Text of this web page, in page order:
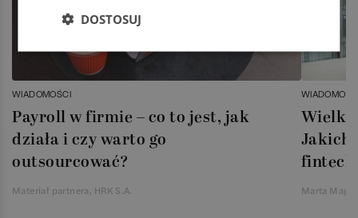
WIADOMOŚCI
Payroll w firmie – co to jest, jak
działa i czy warto go
outsourcować?
Materiał partnera, HRK S.A.
Jakich
Marta
DOSTOSUJ